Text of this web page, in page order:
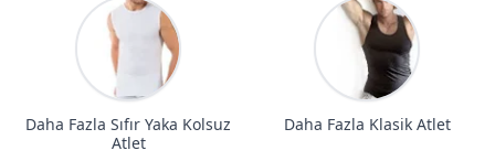
Daha Fazla Sıfır Yaka Kolsuz
Atlet
Daha Fazla Klasik Atlet